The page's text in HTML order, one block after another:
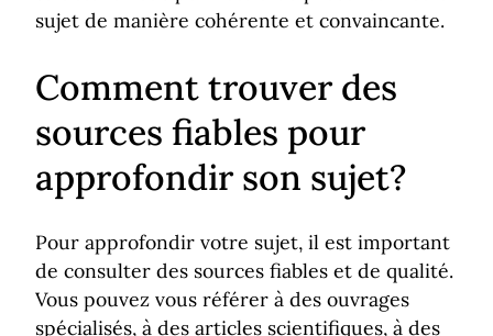
sujet de manière cohérente et convaincante.
Comment trouver des
sources fiables pour
approfondir son sujet?
Pour approfondir votre sujet, il est important
de consulter des sources fiables et de qualité.
Vous pouvez vous référer à des ouvrages
spécialisés, à des articles scientifiques, à des